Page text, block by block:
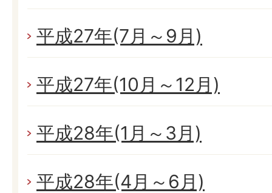
平成27年(7月～9月)
平成27年(10月～12月)
平成28年(1月～3月)
平成28年(4月～6月)